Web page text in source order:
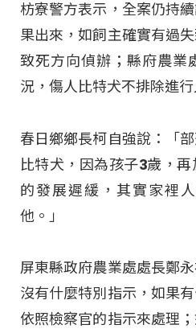
枋寮警方表示，全案仍持
果出來，如飼主確實有過
致死方向偵辦；縣府農業
況，傷人比特犬不排除進行
春日鄉鄉長柯自強說：「
比特犬，因為孩子3歲，
的發展遲緩，其實家裡
他。」
屏東縣政府農業處處長鄭
沒有什麼特別指示，如果
依照檢察官的指示來處理